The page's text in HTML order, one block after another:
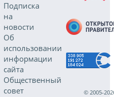
Подписка
на
новости
Об
использовании
информации
сайта
Общественный
совет
© 2005-